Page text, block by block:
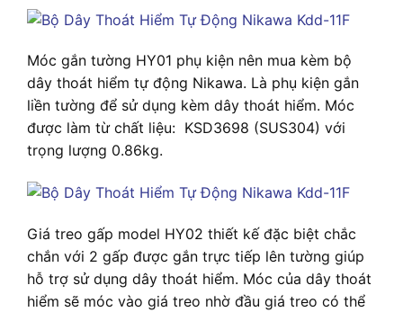
Móc gắn tường HY01 phụ kiện nên mua kèm bộ
dây thoát hiểm tự động Nikawa. Là phụ kiện gắn
liền tường để sử dụng kèm dây thoát hiểm. Móc
được làm từ chất liệu: KSD3698 (SUS304) với
trọng lượng 0.86kg.
Giá treo gấp model HY02 thiết kế đặc biệt chắc
chắn với 2 gấp được gắn trực tiếp lên tường giúp
hỗ trợ sử dụng dây thoát hiểm. Móc của dây thoát
hiểm sẽ móc vào giá treo nhờ đầu giá treo có thể